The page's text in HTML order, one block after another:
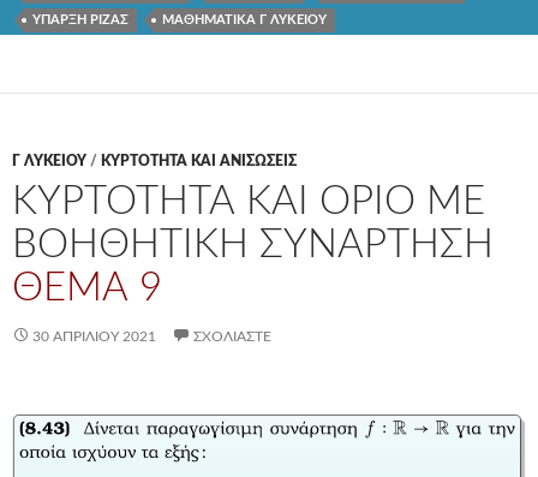
ΥΠΑΡΞΗ ΡΙΖΑΣ ΜΑΘΗΜΑΤΙΚΑ Γ ΛΥΚΕΙΟΥ
Γ ΛΥΚΕΊΟΥ / ΚΥΡΤΟΤΗΤΑ ΚΑΙ ΑΝΙΣΩΣΕΙΣ
ΚΥΡΤΟΤΗΤΑ ΚΑΙ ΟΡΙΟ ΜΕ
ΒΟΗΘΗΤΙΚΗ ΣΥΝΑΡΤΗΣΗ
ΘΕΜΑ 9
30 ΑΠΡΙΛΊΟΥ 2021 ΣΧΟΛΙΆΣΤΕ